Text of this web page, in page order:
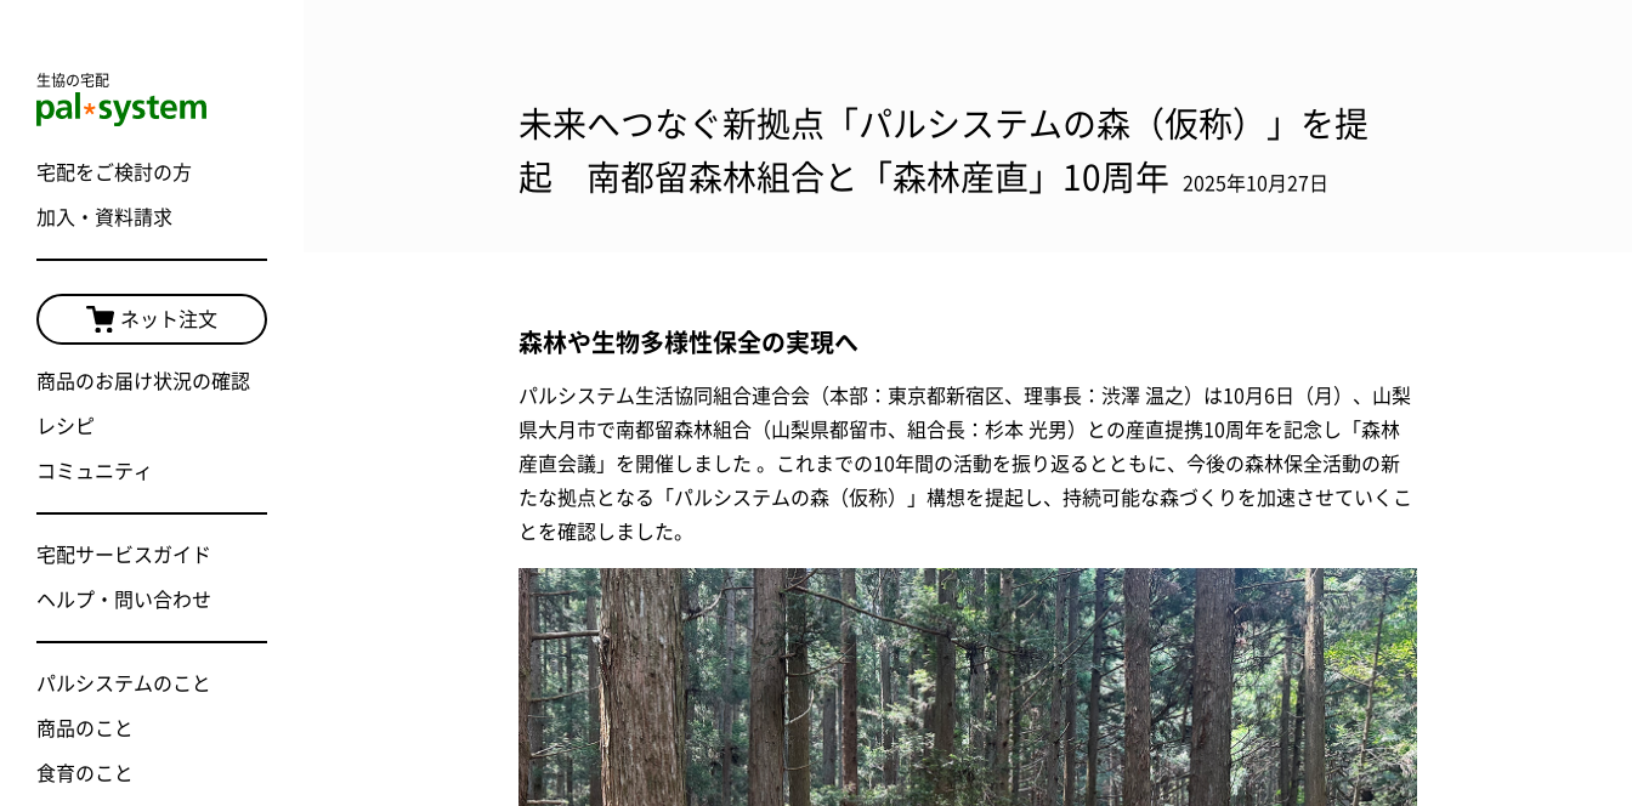
生協の宅配
宅配をご検討の方
加入・資料請求
ネット注文
商品のお届け状況の確認
レシピ
コミュニティ
宅配サービスガイド
ヘルプ・問い合わせ
パルシステムのこと
商品のこと
食育のこと
未来へつなぐ新拠点「パルシステムの森（仮称）」を提
起 南都留森林組合と「森林産直」10周年
2025年10月27日
森林や生物多様性保全の実現へ
パルシステム生活協同組合連合会（本部：東京都新宿区、理事長：渋澤 温之）は10月6日（月）、山梨
県大月市で南都留森林組合（山梨県都留市、組合長：杉本 光男）との産直提携10周年を記念し「森林
産直会議」を開催しました 。これまでの10年間の活動を振り返るとともに、今後の森林保全活動の新
たな拠点となる「パルシステムの森（仮称）」構想を提起し、持続可能な森づくりを加速させていくこ
とを確認しました。